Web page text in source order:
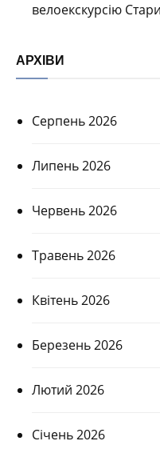
велоекскурсію
АРХІВИ
Серпень 2026
Липень 2026
Червень 2026
Травень 2026
Квітень 2026
Березень 2026
Лютий 2026
Січень 2026